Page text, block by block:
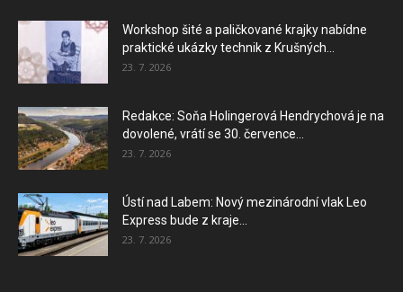
Workshop šité a paličkované krajky nabídne
praktické ukázky technik z Krušných...
23. 7. 2026
Redakce: Soňa Holingerová Hendrychová je na
dovolené, vrátí se 30. července...
23. 7. 2026
Ústí nad Labem: Nový mezinárodní vlak Leo
Express bude z kraje...
23. 7. 2026